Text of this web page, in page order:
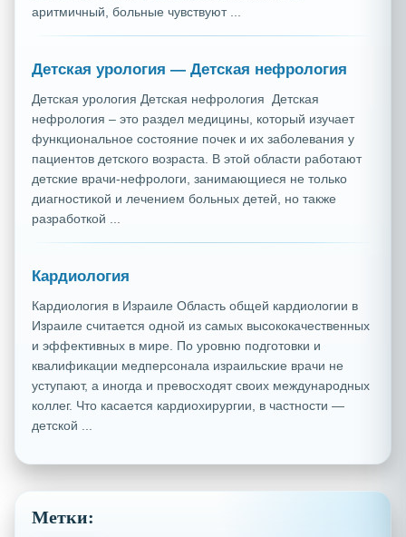
аритмичный, больные чувствуют ...
Детская урология — Детская нефрология
Детская урология Детская нефрология Детская
нефрология – это раздел медицины, который изучает
функциональное состояние почек и их заболевания у
пациентов детского возраста. В этой области работают
детские врачи-нефрологи, занимающиеся не только
диагностикой и лечением больных детей, но также
разработкой ...
Кардиология
Кардиология в Израиле Область общей кардиологии в
Израиле считается одной из самых высококачественных
и эффективных в мире. По уровню подготовки и
квалификации медперсонала израильские врачи не
уступают, а иногда и превосходят своих международных
коллег. Что касается кардиохирургии, в частности —
детской ...
Метки: